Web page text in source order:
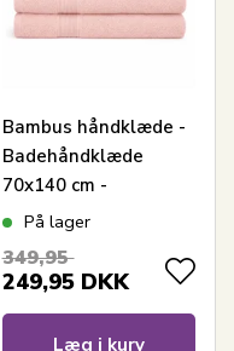
Bambus håndklæde -
Badehåndklæde
70x140 cm -
Bambus/bomuldsfrotté
På lager
349,95
249,95 DKK
Læg i kurv